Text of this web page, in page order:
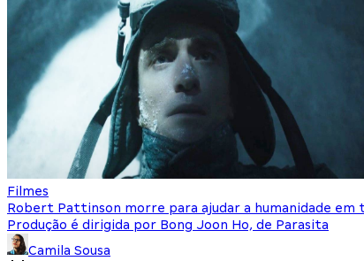
Filmes
Robert Pattinson morre para ajudar a humanidade em
Produção é dirigida por Bong Joon Ho, de Parasita
Camila Sousa